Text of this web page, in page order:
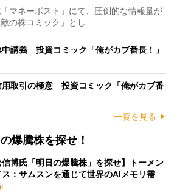
マネーポスト」にて、圧倒的な情報量が
の株コミック」とし…
講義 投資コミック「俺がカブ番長！」
用取引の極意 投資コミック「俺がカブ番
一覧を見る
爆騰株を探せ！
信博氏「明日の爆騰株」を探せ】トーメン
：サムスンを通じて世界のAIメモリ需